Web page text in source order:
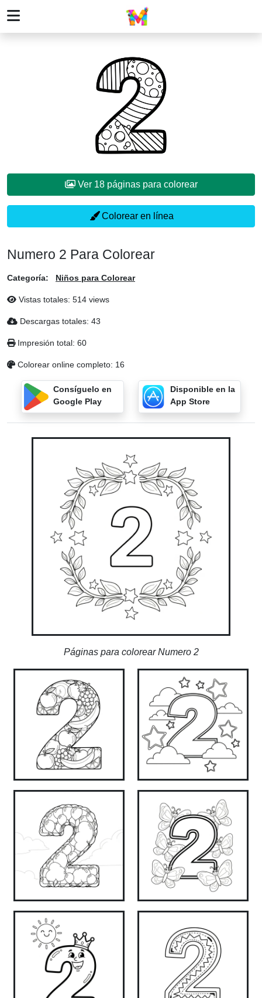
Ver 18 páginas para colorear
Colorear en línea
Numero 2 Para Colorear
Categoría: Niños para Colorear
Vistas totales: 514 views
Descargas totales: 43
Impresión total: 60
Colorear online completo: 16
Consíguelo en
Google Play
Disponible en la
App Store
Páginas para colorear Numero 2